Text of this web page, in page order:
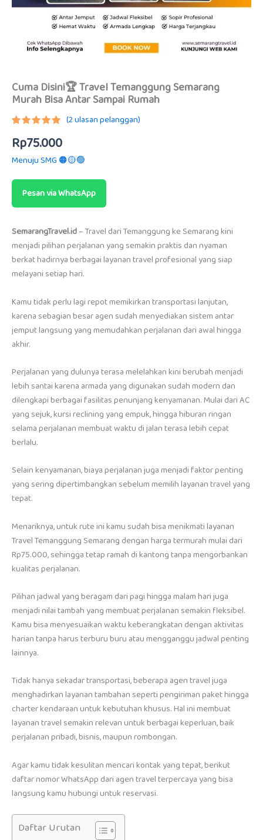
Cuma Disini🏆 Travel Temanggung Semarang
Murah Bisa Antar Sampai Rumah
5.00dari
5
berdasarkan
penilaian
(2ulasan pelanggan)
Rp75.000
Menuju SMG 🟠🟡🟢
Pesan via WhatsApp
SemarangTravel.id– Travel dari Temanggung ke Semarang kini
menjadi pilihan perjalanan yang semakin praktis dan nyaman
berkat hadirnya berbagai layanan travel profesional yang siap
melayani setiap hari.
Kamu tidak perlu lagi repot memikirkan transportasi lanjutan,
karena sebagian besar agen sudah menyediakan sistem antar
jemput langsung yang memudahkan perjalanan dari awal hingga
akhir.
Perjalanan yang dulunya terasa melelahkan kini berubah menjadi
lebih santai karena armada yang digunakan sudah modern dan
dilengkapi berbagai fasilitas penunjang kenyamanan. Mulai dari AC
yang sejuk, kursi reclining yang empuk, hingga hiburan ringan
selama perjalanan membuat waktu di jalan terasa lebih cepat
berlalu.
Selain kenyamanan, biaya perjalanan juga menjadi faktor penting
yang sering dipertimbangkan sebelum memilih layanan travel yang
tepat.
Menariknya, untuk rute ini kamu sudah bisa menikmati layanan
Travel Temanggung Semarang dengan harga termurah mulai dari
Rp75.000, sehingga tetap ramah di kantong tanpa mengorbankan
kualitas perjalanan.
Pilihan jadwal yang beragam dari pagi hingga malam hari juga
menjadi nilai tambah yang membuat perjalanan semakin fleksibel.
Kamu bisa menyesuaikan waktu keberangkatan dengan aktivitas
harian tanpa harus terburu buru atau mengganggu jadwal penting
lainnya.
Tidak hanya sekadar transportasi, beberapa agen travel juga
menghadirkan layanan tambahan seperti pengiriman paket hingga
charter kendaraan untuk kebutuhan khusus. Hal ini membuat
layanan travel semakin relevan untuk berbagai keperluan, baik
perjalanan pribadi, bisnis, maupun rombongan.
Agar kamu tidak kesulitan mencari kontak yang tepat, berikut
daftar nomor WhatsApp dari agen travel terpercaya yang bisa
langsung kamu hubungi untuk reservasi.
Daftar Urutan